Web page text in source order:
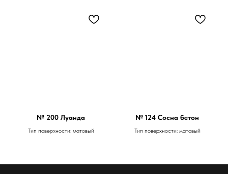
№ 200 Луанда
Тип поверхности: матовый
№ 124 Сосна бетон
Тип поверхности: матовый